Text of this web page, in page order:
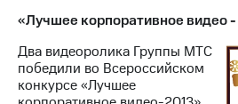
«Лучшее корпоративное видео
Два видеоролика Группы МТС
победили во Всероссийском
конкурсе «Лучшее